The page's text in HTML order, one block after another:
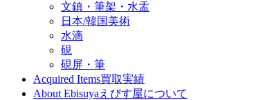
文鎮・筆架・水盂
日本/韓国美術
水滴
硯
硯屏・筆
Acquired Items買取実績
About Ebisuya えびす屋について